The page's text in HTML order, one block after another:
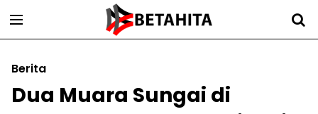
Berita
Dua Muara Sungai di